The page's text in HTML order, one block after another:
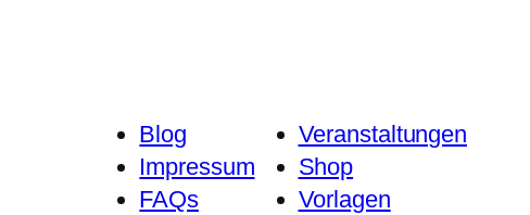
Blog
Impressum
FAQs
Veranstaltungen
Shop
Vorlagen